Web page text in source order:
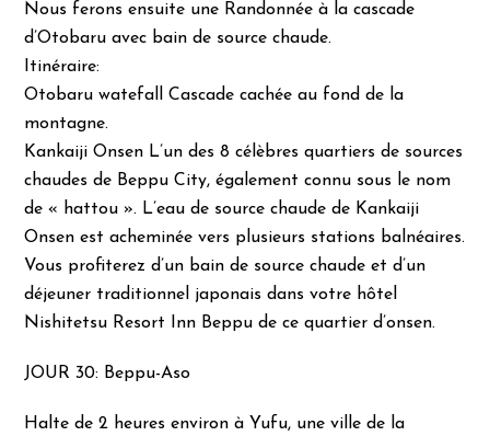
Nous ferons ensuite une Randonnée à la cascade
d’Otobaru avec bain de source chaude.
Itinéraire:
Otobaru watefall Cascade cachée au fond de la
montagne.
Kankaiji Onsen L’un des 8 célèbres quartiers de sources
chaudes de Beppu City, également connu sous le nom
de « hattou ». L’eau de source chaude de Kankaiji
Onsen est acheminée vers plusieurs stations balnéaires.
Vous profiterez d’un bain de source chaude et d’un
déjeuner traditionnel japonais dans votre hôtel
Nishitetsu Resort Inn Beppu de ce quartier d’onsen.
JOUR 30: Beppu-Aso
Halte de 2 heures environ à Yufu, une ville de la